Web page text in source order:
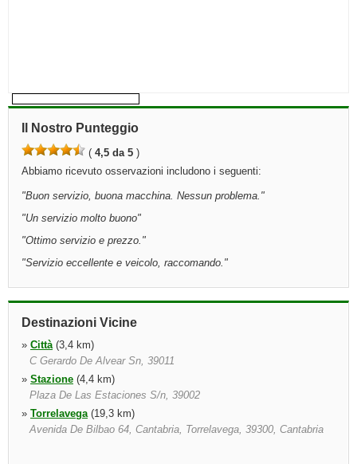
Il Nostro Punteggio
( 4,5 da 5 )
Abbiamo ricevuto osservazioni includono i seguenti:
"Buon servizio, buona macchina. Nessun problema. "
"Un servizio molto buono"
"Ottimo servizio e prezzo. "
"Servizio eccellente e veicolo, raccomando. "
Destinazioni Vicine
» Città(3,4 km)
C Gerardo De Alvear Sn, 39011
» Stazione (4,4 km)
Plaza De Las Estaciones S/n, 39002
» Torrelavega(19,3 km)
Avenida De Bilbao 64, Cantabria, Torrelavega, 39300, Cantabria